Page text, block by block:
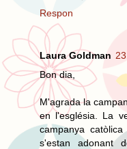
Respon
Laura Goldman
Bon dia,
M'agrada la
en l'església. La
campanya
s'estan